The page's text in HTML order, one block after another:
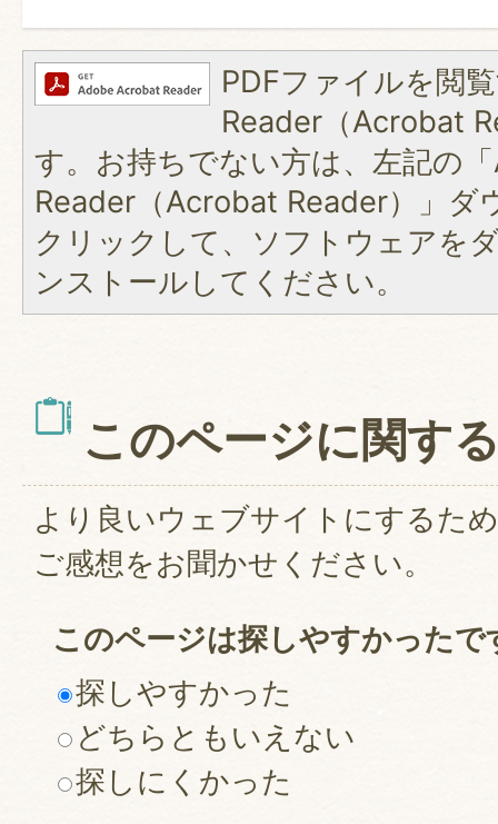
PDFファイルを閲
Reader（Acrobat
す。お持ちでない方は、左記の
Reader（Acrobat Reader）」ダ
クリックして、ソフトウェアを
ンストールしてください。
このページに関す
より良いウェブサイトにするた
ご感想をお聞かせください。
このページは探しやすかったで
探しやすかった
どちらともいえない
探しにくかった